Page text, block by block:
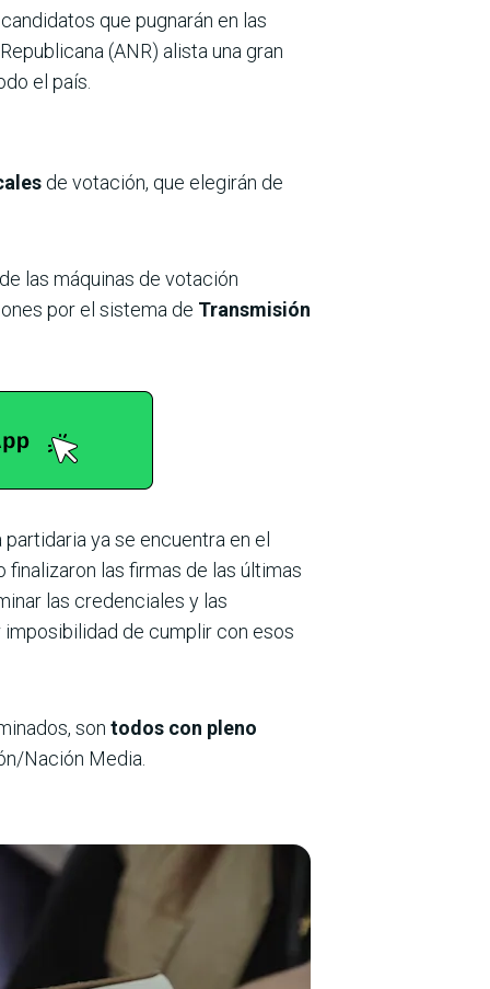
que pugnarán en las
(ANR) alista una gran
el país.
de votación, que elegirán de
las máquinas de votación
por el sistema de Transmisión
ya se encuentra en el
las firmas de las últimas
las credenciales y las
de cumplir con esos
son todos con pleno
Nación Media.